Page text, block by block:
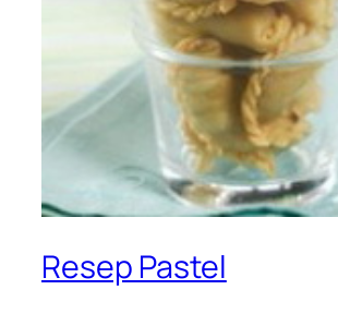
Resep Pastel